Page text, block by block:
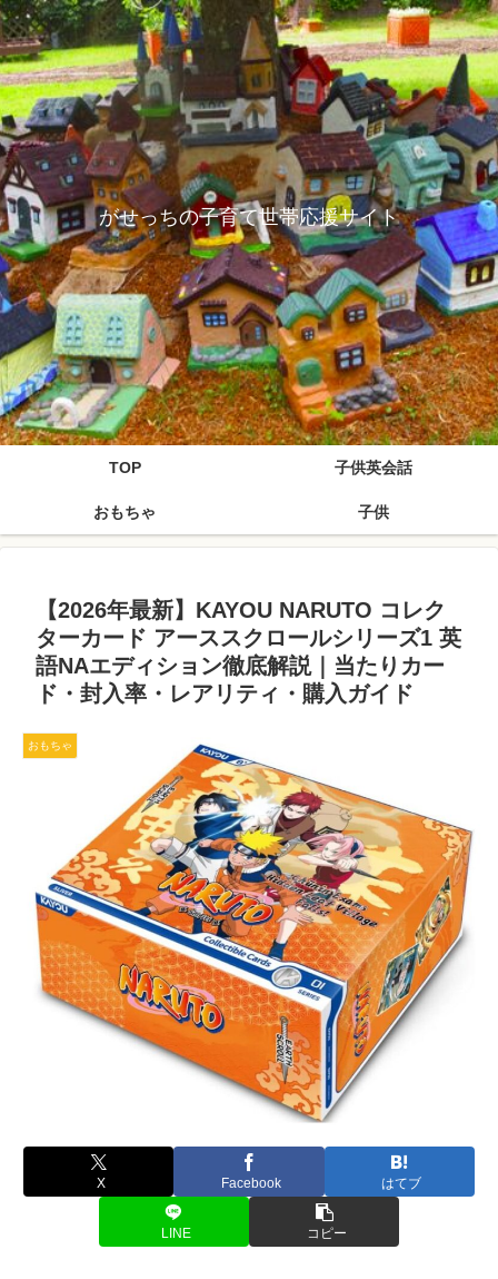
がせっちの子育て世帯応援サイト
TOP 子供英会話
おもちゃ 子供
【2026年最新】KAYOU NARUTO コレク
ターカード アーススクロールシリーズ1 英
語NAエディション徹底解説｜当たりカー
ド・封入率・レアリティ・購入ガイド
おもちゃ
X Facebook はてブ
LINE コピー